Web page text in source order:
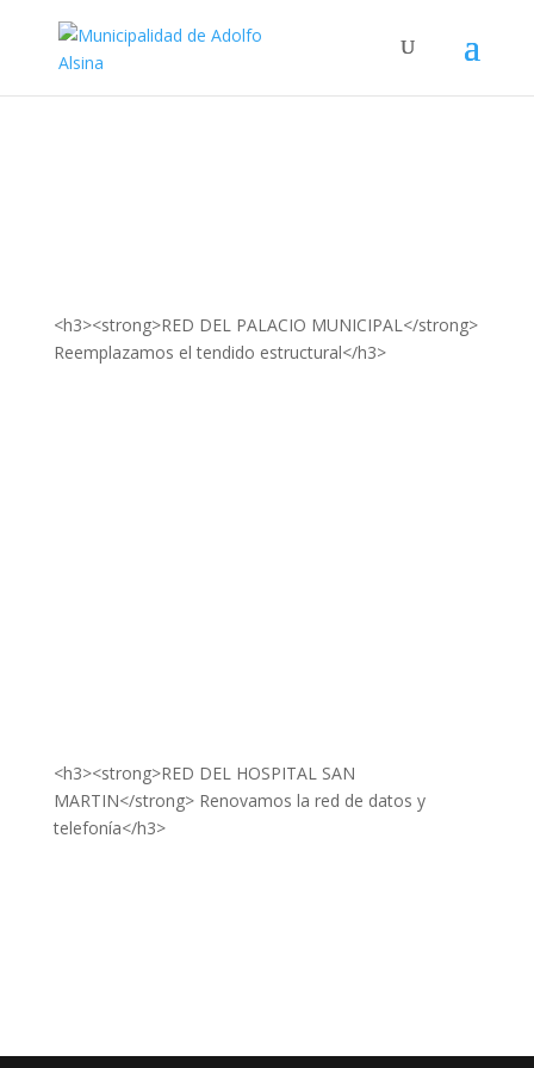
<h3><strong>RED DEL PALACIO MUNICIPAL</strong>
Reemplazamos el tendido estructural</h3>
<h3><strong>RED DEL HOSPITAL SAN
MARTIN</strong> Renovamos la red de datos y
telefonía</h3>